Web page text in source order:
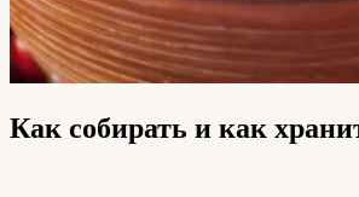
Как собирать и как